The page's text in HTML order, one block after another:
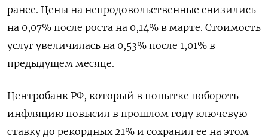
ранее. Цены на непродовольственные снизились
на 0,07% после роста на 0,14% в марте. Стоимость
услуг увеличилась на 0,53% после 1,01% в
предыдущем месяце.
Центробанк РФ, который в попытке побороть
инфляцию повысил в прошлом году ключевую
ставку до рекордных 21% и сохранил ее на этом